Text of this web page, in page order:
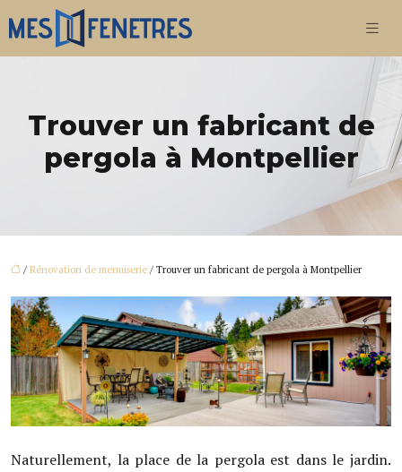
Trouver un fabricant de
pergola à Montpellier
/ Rénovation de menuiserie / Trouver un fabricant de pergola à Montpellier
Naturellement, la place de la pergola est dans le jardin.